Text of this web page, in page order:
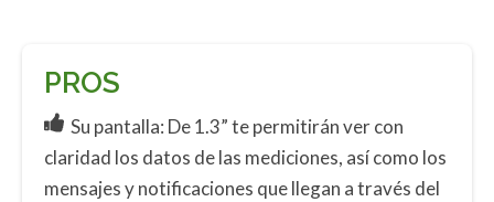
PROS
Su pantalla: De 1.3” te permitirán ver con
claridad los datos de las mediciones, así como los
mensajes y notificaciones que llegan a través del